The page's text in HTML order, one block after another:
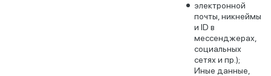
электронной
почты, никнеймы
и ID в
мессенджерах,
социальных
сетях и пр.);
Иные данные,